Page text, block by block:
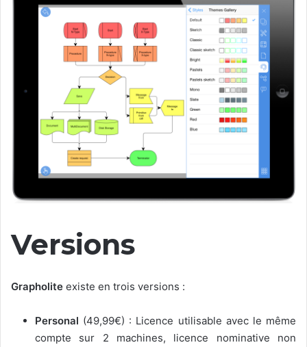
Versions
Grapholite existe en trois versions :
Personal (49,99€) : Licence utilisable avec le même
compte sur 2 machines, licence nominative non